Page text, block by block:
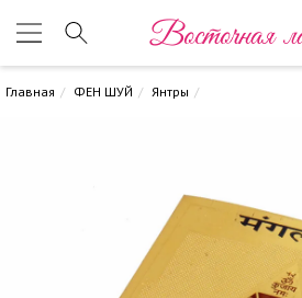
Восточная
Главная ФЕН ШУЙ Янтры